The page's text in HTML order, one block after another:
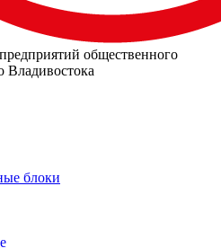
общественного
Владивостока
блоки